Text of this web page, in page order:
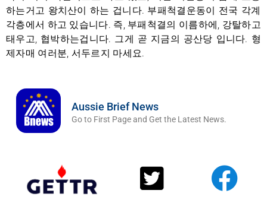
하는거고 왕치산이 하는 겁니다. 부패척결운동이 전국 각계
각층에서 하고 있습니다. 즉, 부패척결의 이름하에, 강탈하고
태우고, 협박하는겁니다. 그게 곧 지금의 공산당 입니다. 형
제자매 여러분, 서두르지 마세요.
Aussie Brief News
Go to First Page and Get the Latest News.